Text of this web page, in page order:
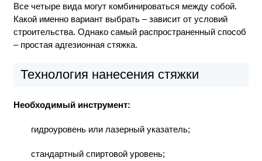
Все четыре вида могут комбинироваться между собой.
Какой именно вариант выбрать – зависит от условий
строительства. Однако самый распространенный способ
– простая адгезионная стяжка.
Технология нанесения стяжки
Необходимый инструмент:
гидроуровень или лазерный указатель;
стандартный спиртовой уровень;